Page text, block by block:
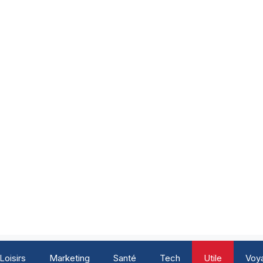
Loisirs Marketing Santé Tech Utile